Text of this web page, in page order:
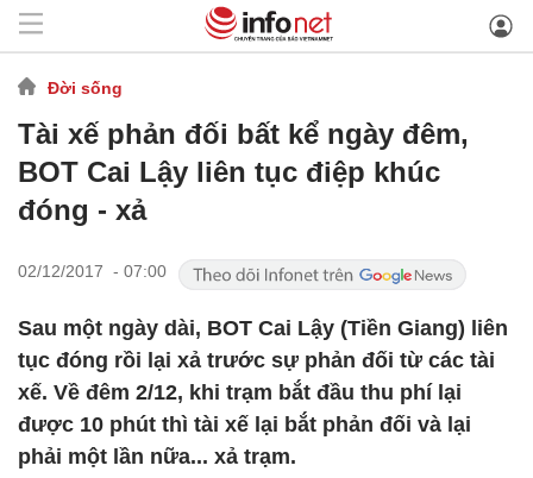
Đời sống
Tài xế phản đối bất kể ngày đêm,
BOT Cai Lậy liên tục điệp khúc
đóng - xả
02/12/2017 - 07:00
Sau một ngày dài, BOT Cai Lậy (Tiền Giang) liên
tục đóng rồi lại xả trước sự phản đối từ các tài
xế. Về đêm 2/12, khi trạm bắt đầu thu phí lại
được 10 phút thì tài xế lại bắt phản đối và lại
phải một lần nữa... xả trạm.